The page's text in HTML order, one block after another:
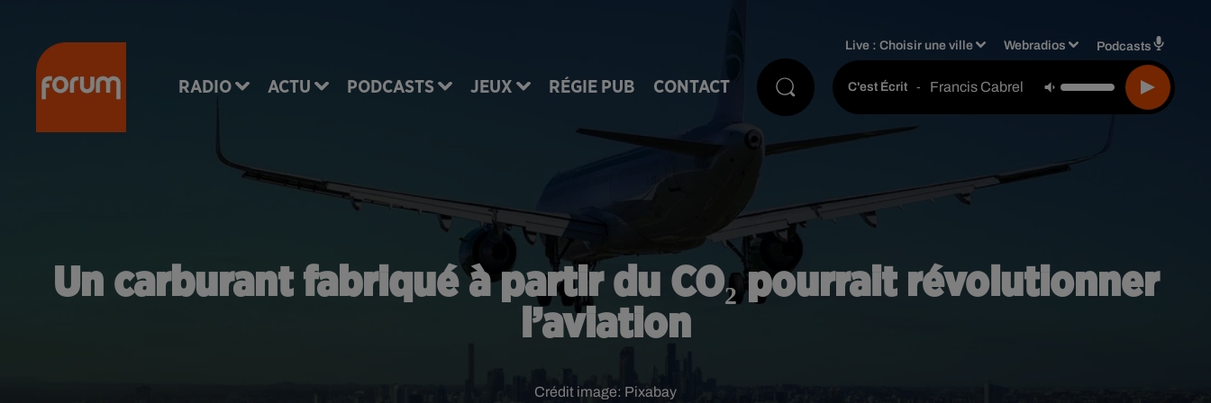
RADIO ACTU PODCASTS JEUX RÉGIE PUB CONTACT
Live :Choisir une ville Webradios Podcasts
C'est Écrit - Francis Cabrel
Un carburant fabriqué à partir du CO₂ pourrait révolutionner
l’aviation
Crédit image: Pixabay